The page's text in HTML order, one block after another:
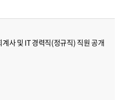
사 및 IT 경력직(정규직) 직원 공개